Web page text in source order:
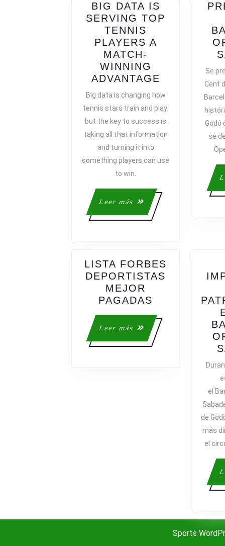
BIG DATA IS
SERVING TOP
TENNIS
PLAYERS A
MATCH-
WINNING
ADVANTAGE
SERVING
TOP
TENNIS
A
WINNING
Big data is changing how
tennis stars train and play;
but the key to success is
taking all that information
and turning it into
something players can use
to win.
Leer más
Leer
más
Se
Cent
Godó
se
LISTA FORBES
DEPORTISTAS
MEJOR
PAGADAS
MEJOR
PAGADAS
Leer más
Leer
más
el
de
más
el
Sports